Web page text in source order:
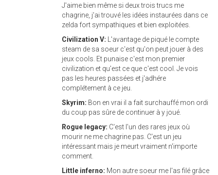
J'aime bien même si deux trois trucs me
chagrine, j'ai trouvé les idées instaurées dans ce
zelda fort sympathiques et bien exploitées.
Civilization V: L'avantage de piqué le compte
steam de sa soeur c'est qu'on peut jouer à des
jeux cools. Et punaise c'est mon premier
civilization et qu'est ce que c'est cool. Je vois
pas les heures passées et j'adhére
complétement à ce jeu.
Skyrim: Bon en vrai il a fait surchauffé mon ordi
du coup pas sûre de continuer à y joué.
Rogue legacy: C'est l'un des rares jeux où
mourir ne me chagrine pas. C'est un jeu
intéressant mais je meurt vraiment n'importe
comment.
Little inferno: Mon autre soeur me l'as filé grâce